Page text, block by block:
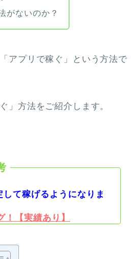
がないのか？
アプリで稼ぐ」という方法で
」方法をご紹介します。
して稼げるようになりま
【実績あり】